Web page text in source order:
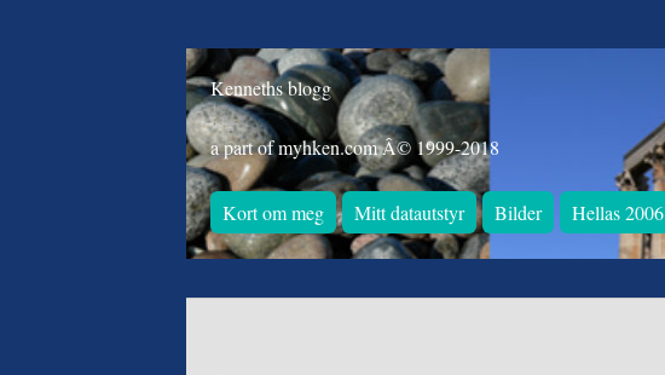
Kenneths blogg
a part of myhken.com Â© 1999-2018
Kort om meg Mitt datautstyr Bilder Hellas 2006